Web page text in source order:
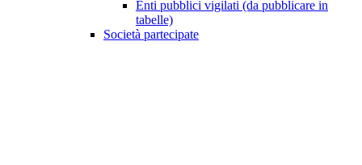
Enti pubblici vigilati (da pubblicare in
tabelle)
Società partecipate